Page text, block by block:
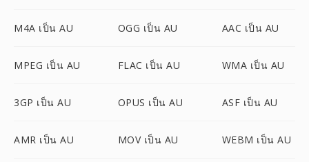
M4A เป็น AU OGG เป็น AU AAC เป็น AU
MPEG เป็น AU FLAC เป็น AU WMA เป็น AU
3GP เป็น AU OPUS เป็น AU ASF เป็น AU
AMR เป็น AU MOV เป็น AU WEBM เป็น AU